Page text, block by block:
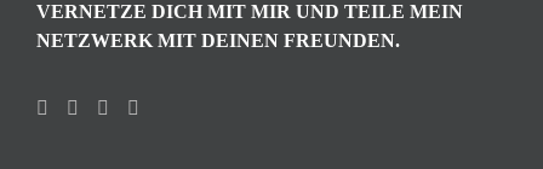
VERNETZE DICH MIT MIR UND TEILE MEIN
NETZWERK MIT DEINEN FREUNDEN.